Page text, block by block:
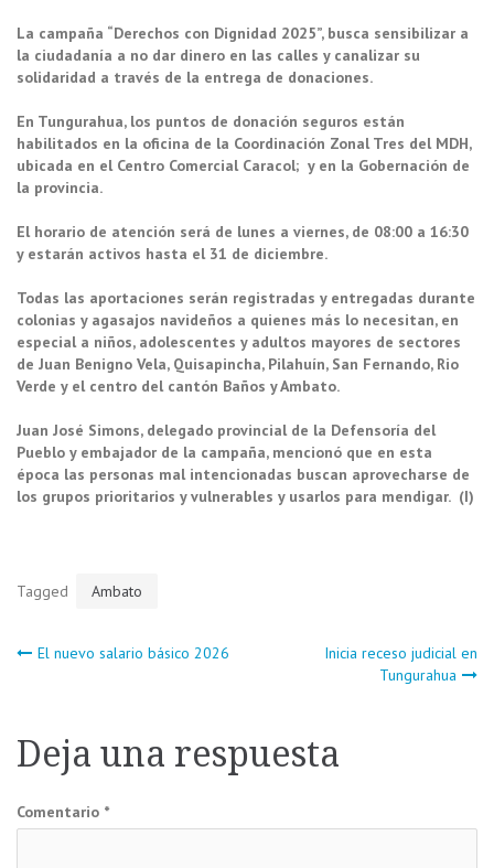
La campaña “Derechos con Dignidad 2025”, busca sensibilizar a
la ciudadanía a no dar dinero en las calles y canalizar su
solidaridad a través de la entrega de donaciones.
En Tungurahua, los puntos de donación seguros están
habilitados en la oficina de la Coordinación Zonal Tres del MDH,
ubicada en el Centro Comercial Caracol; y en la Gobernación de
la provincia.
El horario de atención será de lunes a viernes, de 08:00 a 16:30
y estarán activos hasta el 31 de diciembre.
Todas las aportaciones serán registradas y entregadas durante
colonias y agasajos navideños a quienes más lo necesitan, en
especial a niños, adolescentes y adultos mayores de sectores
de Juan Benigno Vela, Quisapincha, Pilahuín, San Fernando, Rio
Verde y el centro del cantón Baños y Ambato.
Juan José Simons, delegado provincial de la Defensoría del
Pueblo y embajador de la campaña, mencionó que en esta
época las personas mal intencionadas buscan aprovecharse de
los grupos prioritarios y vulnerables y usarlos para mendigar. (I)
Tagged Ambato
Navegación
entradas
El nuevo salario básico 2026
Inicia receso judicial en
Tungurahua
Deja una respuesta
Comentario *